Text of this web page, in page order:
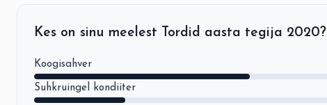
Kes on sinu meelest Tordid aasta tegija 2020?
Koogisahver
Suhkruingel kondiiter